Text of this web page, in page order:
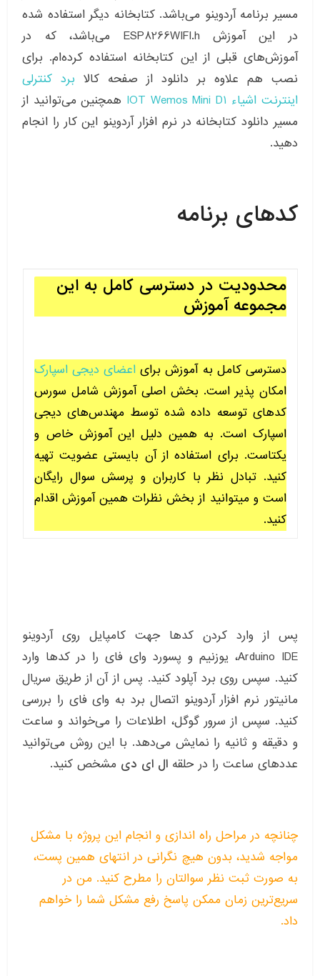
مسیر برنامه آردوینو می‌باشد. کتابخانه دیگر استفاده شده
در این آموزش ESP8266WIFI.h می‌باشد، که در
آموزش‌های قبلی از این کتابخانه استفاده کرده‌ام. برای
نصب هم علاوه بر دانلود از صفحه کالا برد کنترلی
اینترنت اشیاء IOT Wemos Mini D1
همچنین می‌توانید از
مسیر دانلود کتابخانه در نرم افزار آردوینو این کار را انجام
دهید.
کدهای برنامه
محدودیت در دسترسی کامل به این
مجموعه آموزش
دسترسی کامل به آموزش برای اعضای دیجی اسپارک
امکان پذیر است. بخش اصلی آموزش شامل سورس
کدهای توسعه داده شده توسط مهندس‌های دیجی
اسپارک است. به همین دلیل این آموزش خاص و
یکتاست. برای استفاده از آن بایستی عضویت تهیه
کنید. تبادل نظر با کاربران و پرسش سوال رایگان
است و میتوانید از بخش نظرات همین آموزش اقدام
کنید.
پس از وارد کردن کدها جهت کامپایل روی آردوینو
Arduino IDE، یوزنیم و پسورد وای فای را در کدها وارد
کنید. سپس روی برد آپلود کنید. پس از آن از طریق سریال
مانیتور نرم افزار آردوینو اتصال برد به وای فای را بررسی
کنید. سپس از سرور گوگل، اطلاعات را می‌خواند و ساعت
و دقیقه و ثانیه را نمایش می‌دهد. با این روش می‌توانید
عددهای ساعت را در حلقهال ای دی مشخص کنید.
چنانچه در مراحل راه اندازی و انجام این پروژه با مشکل
مواجه شدید، بدون هیچ نگرانی در انتهای همین پست،
به صورت ثبت نظر سوالتان را مطرح کنید. من در
سریع‌ترین زمان ممکن پاسخ رفع مشکل شما را خواهم
داد.